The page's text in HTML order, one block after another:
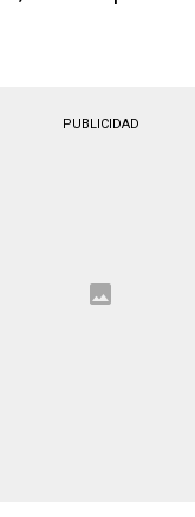
PUBLICIDAD